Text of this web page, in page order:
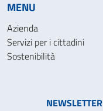
MENU
Azienda
Servizi per i cittadini
Sostenibilità
NEWSLETTER